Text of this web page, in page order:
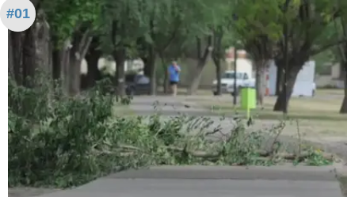
#01